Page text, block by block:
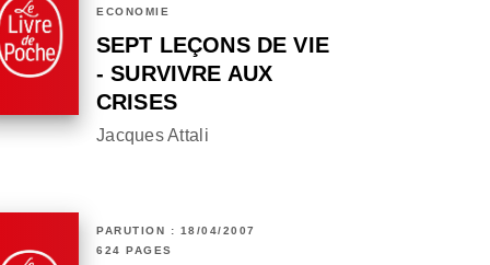
ECONOMIE
SEPT LEÇONS DE VIE
- SURVIVRE AUX
CRISES
Jacques Attali
PARUTION : 18/04/2007
624 PAGES